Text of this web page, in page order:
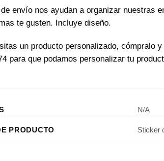
envío nos ayudan a organizar nuestras
te gusten. Incluye diseño.
un producto personalizado, cómpralo
para que podamos personalizar tu
N/A
PRODUCTO Sticker